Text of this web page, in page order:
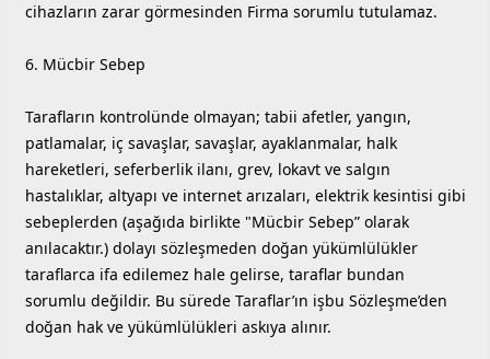
cihazların zarar görmesinden Firma sorumlu tutulamaz.
6. Mücbir Sebep
Tarafların kontrolünde olmayan; tabii afetler, yangın,
patlamalar, iç savaşlar, savaşlar, ayaklanmalar, halk
hareketleri, seferberlik ilanı, grev, lokavt ve salgın
hastalıklar, altyapı ve internet arızaları, elektrik kesintisi gibi
sebeplerden (aşağıda birlikte "Mücbir Sebep” olarak
anılacaktır.) dolayı sözleşmeden doğan yükümlülükler
taraflarca ifa edilemez hale gelirse, taraflar bundan
sorumlu değildir. Bu sürede Taraflar’ın işbu Sözleşme’den
doğan hak ve yükümlülükleri askıya alınır.